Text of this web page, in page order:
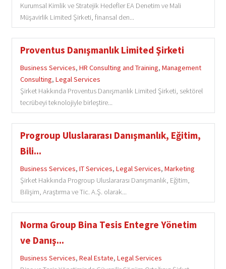
Kurumsal Kimlik ve Stratejik Hedefler EA Denetim ve Mali
Müşavirlik Limited Şirketi, finansal den...
Proventus Danışmanlık Limited Şirketi
Business Services, HR Consulting and Training, Management
Consulting, Legal Services
Şirket Hakkında Proventus Danışmanlık Limited Şirketi, sektörel
tecrübeyi teknolojiyle birleştire...
Progroup Uluslararası Danışmanlık, Eğitim,
Bili...
Business Services, IT Services, Legal Services, Marketing
Şirket Hakkında Progroup Uluslararası Danışmanlık, Eğitim,
Bilişim, Araştırma ve Tic. A.Ş. olarak...
Norma Group Bina Tesis Entegre Yönetim
ve Danış...
Business Services, Real Estate, Legal Services